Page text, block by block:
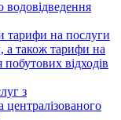
водовідведення
тарифи на послуги
а також тарифи на
відходів
з
централізованого